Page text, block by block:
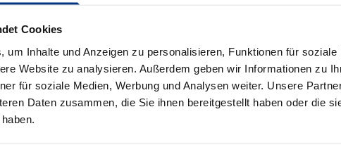
Cookies
um Inhalte und Anzeigen zu personalisieren, Funktionen für
Website zu analysieren. Außerdem geben wir Informationen zu
für soziale Medien, Werbung und Analysen weiter. Unsere
Daten zusammen, die Sie ihnen bereitgestellt haben oder die
Bibliografische Angaben
für die Konzertierte Aktion im
im Gesundheitswesen, zum Grundsatz der